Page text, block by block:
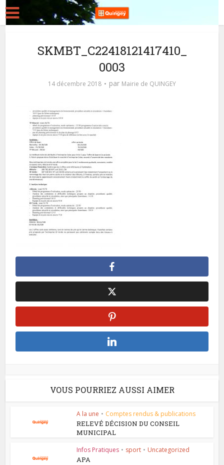
SKMBT_C22418121417410_
0003
14 décembre 2018 par Mairie de QUINGEY
VOUS POURRIEZ AUSSI AIMER
A la une • Comptes rendus & publications
RELEVÉ DÉCISION DU CONSEIL
MUNICIPAL
Infos Pratiques • sport • Uncategorized
APA